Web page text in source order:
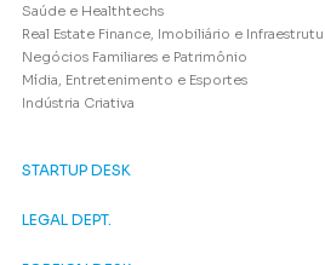
Saúde e Healthtechs
Real Estate Finance, Imobiliário e
Negócios Familiares e Patrimônio
Mídia, Entretenimento e Esportes
Indústria Criativa
STARTUP DESK
LEGAL DEPT.